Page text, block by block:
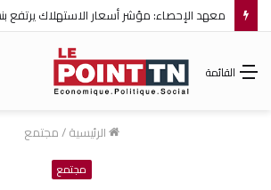
القائمة
الرئيسية/مجتمع
مجتمع